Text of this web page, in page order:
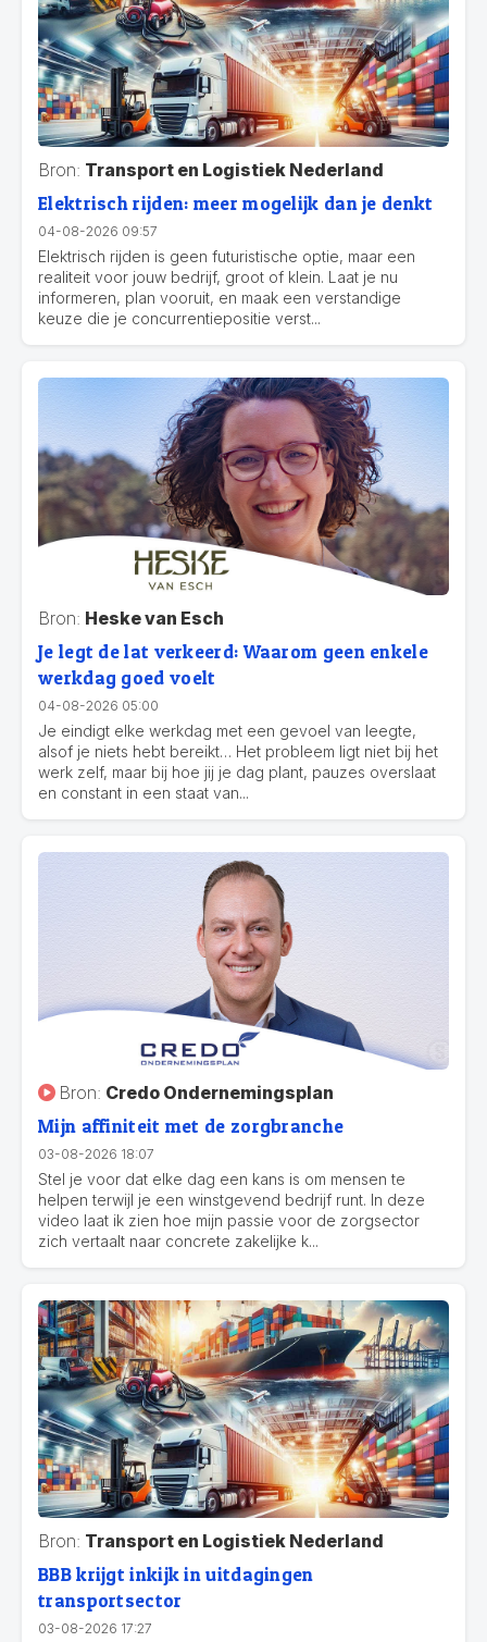
Bron: Transport en Logistiek Nederland
Elektrisch rijden: meer mogelijk dan je denkt
04-08-2026 09:57
Elektrisch rijden is geen futuristische optie, maar een
realiteit voor jouw bedrijf, groot of klein. Laat je nu
informeren, plan vooruit, en maak een verstandige
keuze die je concurrentiepositie verst...
Bron: Heske van Esch
Je legt de lat verkeerd: Waarom geen enkele
werkdag goed voelt
04-08-2026 05:00
Je eindigt elke werkdag met een gevoel van leegte,
alsof je niets hebt bereikt… Het probleem ligt niet bij het
werk zelf, maar bij hoe jij je dag plant, pauzes overslaat
en constant in een staat van...
Bron: Credo Ondernemingsplan
Mijn affiniteit met de zorgbranche
03-08-2026 18:07
Stel je voor dat elke dag een kans is om mensen te
helpen terwijl je een winstgevend bedrijf runt. In deze
video laat ik zien hoe mijn passie voor de zorgsector
zich vertaalt naar concrete zakelijke k...
Bron: Transport en Logistiek Nederland
BBB krijgt inkijk in uitdagingen
transportsector
03-08-2026 17:27